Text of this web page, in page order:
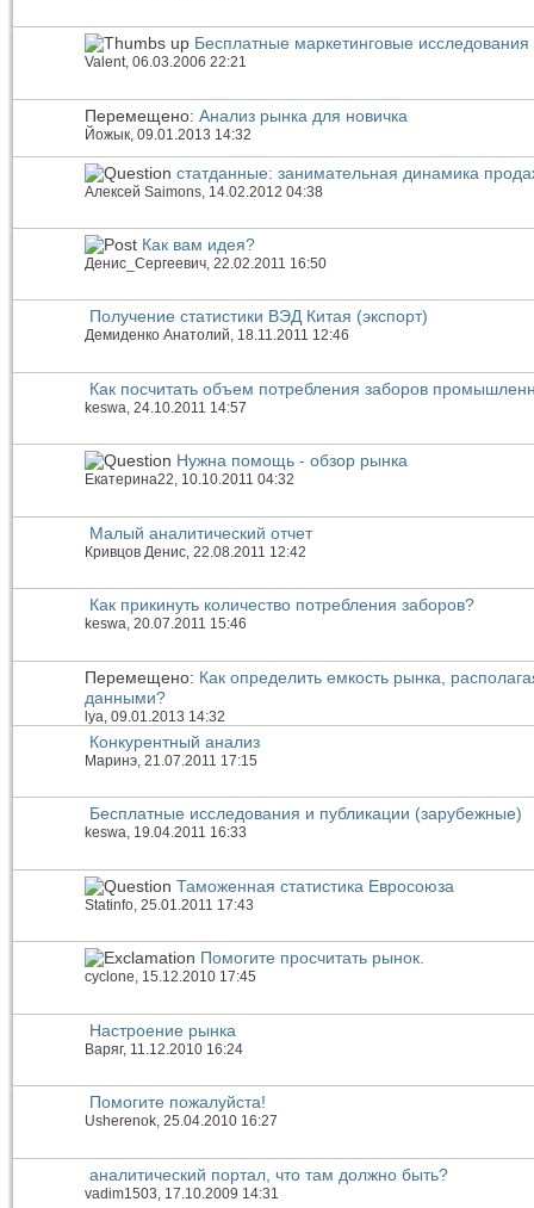
Бесплатные маркетинговые исследования
Valent, 06.03.2006 22:21
Перемещено: Анализ рынка для новичка
Йожык , 09.01.2013 14:32
статданные: занимательная динамика
Алексей Saimons , 14.02.2012 04:38
Как вам идея?
Денис_Сергеевич, 22.02.2011 16:50
Получение статистики ВЭД Китая (экспорт)
Демиденко Анатолий, 18.11.2011 12:46
Как посчитать объем потребления заборов
keswa, 24.10.2011 14:57
Нужна помощь - обзор рынка
Екатерина22, 10.10.2011 04:32
Малый аналитический отчет
Кривцов Денис, 22.08.2011 12:42
Как прикинуть количество потребления заборов?
keswa, 20.07.2011 15:46
Перемещено: Как определить емкость рынка,
данными?
lya, 09.01.2013 14:32
Конкурентный анализ
Маринэ, 21.07.2011 17:15
Бесплатные исследования и публикации (зарубежные)
keswa, 19.04.2011 16:33
Таможенная статистика Евросоюза
Statinfo , 25.01.2011 17:43
Помогите просчитать рынок.
cyclone, 15.12.2010 17:45
Настроение рынка
Варяг, 11.12.2010 16:24
Помогите пожалуйста!
Usherenok, 25.04.2010 16:27
аналитический портал, что там должно быть?
vadim1503 , 17.10.2009 14:31